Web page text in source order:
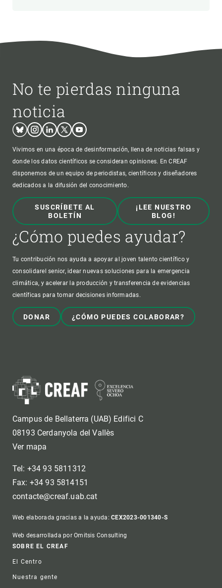
No te pierdas ninguna
noticia
BlueskyInstagram
LinkedinTwitterYoutube
Vivimos en una época de desinformación, llena de noticias falsas y
donde los datos científicos se consideran opiniones. En CREAF
disponemos de un equipo de periodistas, científicos y diseñadores
dedicados a la difusión del conocimiento.
SUSCRÍBETE AL
BOLETÍN
¡LEE NUESTRO
BLOG!
¿Cómo puedes ayudar?
Tu contribución nos ayuda a apoyar al joven talento científico y
consolidarel senior, idear nuevas soluciones para la emergencia
climática, y acelerar la producción y transferencia de evidencias
científicas para tomar decisiones informadas.
DONAR ¿CÓMO PUEDES COLABORAR?
Campus de Bellaterra (UAB) Edifici C
08193 Cerdanyola del Vallès
Ver mapa
Tel: +34 93 5811312
Fax: +34 93 5814151
contacte@creaf.uab.cat
Web elaborada gracias a la ayuda:CEX2023-001340-S
Web desarrollada por Omitsis Consulting
Footer
SOBRE EL CREAF
El Centro
Nuestra gente